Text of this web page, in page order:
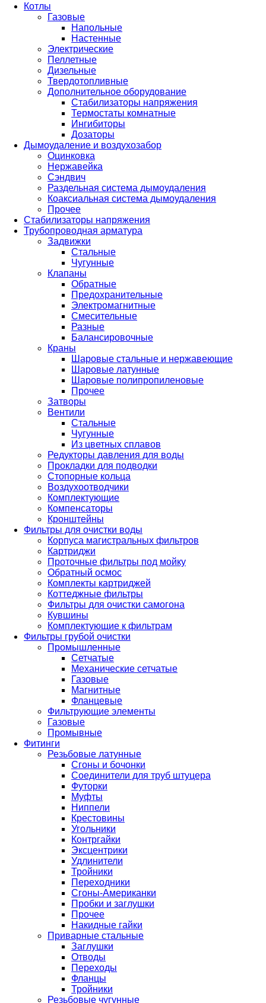
Котлы
Газовые
Напольные
Настенные
Электрические
Пеллетные
Дизельные
Твердотопливные
Дополнительное оборудование
Стабилизаторы напряжения
Термостаты комнатные
Ингибиторы
Дозаторы
Дымоудаление и воздухозабор
Оцинковка
Нержавейка
Сэндвич
Раздельная система дымоудаления
Коаксиальная система дымоудаления
Прочее
Стабилизаторы напряжения
Трубопроводная арматура
Задвижки
Стальные
Чугунные
Клапаны
Обратные
Предохранительные
Электромагнитные
Смесительные
Разные
Балансировочные
Краны
Шаровые стальные и нержавеющие
Шаровые латунные
Шаровые полипропиленовые
Прочее
Затворы
Вентили
Стальные
Чугунные
Из цветных сплавов
Редукторы давления для воды
Прокладки для подводки
Стопорные кольца
Воздухоотводчики
Комплектующие
Компенсаторы
Кронштейны
Фильтры для очистки воды
Корпуса магистральных фильтров
Картриджи
Проточные фильтры под мойку
Обратный осмос
Комплекты картриджей
Коттеджные фильтры
Фильтры для очистки самогона
Кувшины
Комплектующие к фильтрам
Фильтры грубой очистки
Промышленные
Сетчатые
Механические сетчатые
Газовые
Магнитные
Фланцевые
Фильтрующие элементы
Газовые
Промывные
Фитинги
Резьбовые латунные
Сгоны и бочонки
Соединители для труб штуцера
Футорки
Муфты
Ниппели
Крестовины
Угольники
Контргайки
Эксцентрики
Удлинители
Тройники
Переходники
Сгоны-Американки
Пробки и заглушки
Прочее
Накидные гайки
Приварные стальные
Заглушки
Отводы
Переходы
Фланцы
Тройники
Резьбовые чугунные